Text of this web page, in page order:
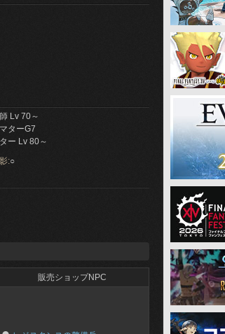
Lv 70～
ターG7
ー Lv 80～
:○
販売ショップNPC